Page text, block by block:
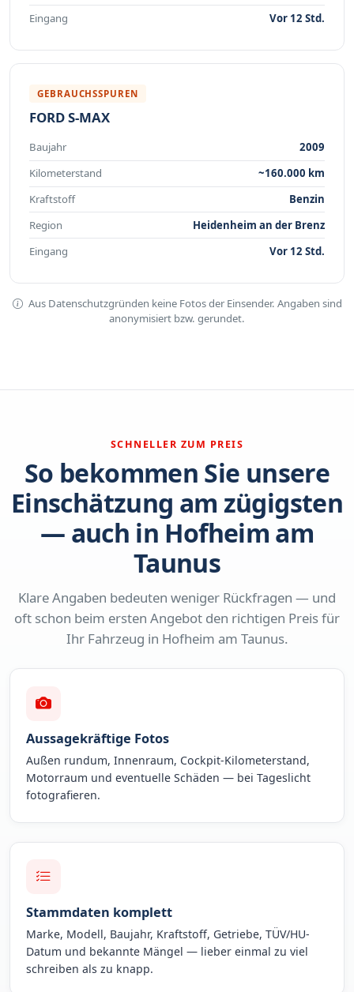
Eingang
Vor 12 Std.
GEBRAUCHSSPUREN
FORD S-MAX
Baujahr
2009
Kilometerstand
~160.000 km
Kraftstoff
Benzin
Region
Heidenheim an der Brenz
Eingang
Vor 12 Std.
Aus Datenschutzgründen keine Fotos der Einsender. Angaben sind
anonymisiert bzw. gerundet.
SCHNELLER ZUM PREIS
So bekommen Sie unsere
Einschätzung am zügigsten
— auch in Hofheim am
Taunus
Klare Angaben bedeuten weniger Rückfragen — und
oft schon beim ersten Angebot den richtigen Preis für
Ihr Fahrzeug in Hofheim am Taunus.
Aussagekräftige Fotos
Außen rundum, Innenraum, Cockpit-Kilometerstand,
Motorraum und eventuelle Schäden — bei Tageslicht
fotografieren.
Stammdaten komplett
Marke, Modell, Baujahr, Kraftstoff, Getriebe, TÜV/HU-
Datum und bekannte Mängel — lieber einmal zu viel
schreiben als zu knapp.